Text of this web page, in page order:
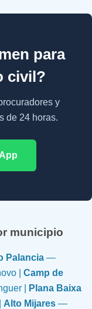
para
civil?
y
de 24 horas.
municipio
Palancia —
| Camp de
|
Plana Baixa
Alto Mijares —